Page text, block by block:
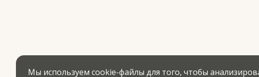
Мы используем cookie-файлы для того, чтобы